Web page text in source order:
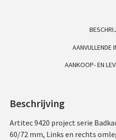
AANVULLENDE
AANKOOP- EN
Beschrijving
Artitec 9420 project serie
60/72 mm, Links en rechts